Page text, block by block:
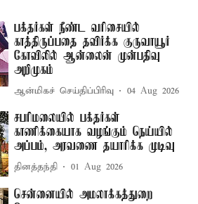
பக்தர்கள் நீண்ட வரிசையில்
காத்திருப்பதை தவிர்க்க குருவாயூர்
கோவிலில் ஆன்லைன் முன்பதிவு
அறிமுகம்
ஆன்மிகச் செய்திப்பிரிவு 04 Aug 2026
சபரிமலையில் பக்தர்கள்
காணிக்கையாக வழங்கும் நெய்யில்
அப்பம், அரவணை தயாரிக்க முடிவு
தினத்தந்தி 01 Aug 2026
சென்னையில் அமலாக்கத்துறை